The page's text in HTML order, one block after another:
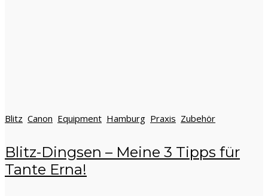
Blitz Canon Equipment Hamburg Praxis Zubehör
Blitz-Dingsen – Meine 3 Tipps für
Tante Erna!